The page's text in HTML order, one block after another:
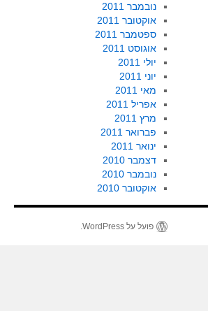
נובמבר 2011
אוקטובר 2011
ספטמבר 2011
אוגוסט 2011
יולי 2011
יוני 2011
מאי 2011
אפריל 2011
מרץ 2011
פברואר 2011
ינואר 2011
דצמבר 2010
נובמבר 2010
אוקטובר 2010
פועל על WordPress.